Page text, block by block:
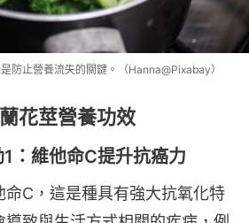
防止營養流失的關鍵。（Hanna@Pixabay）
花莖營養功效
：維他命C提升抗癌力
命C，這是種具有強大抗氧化特